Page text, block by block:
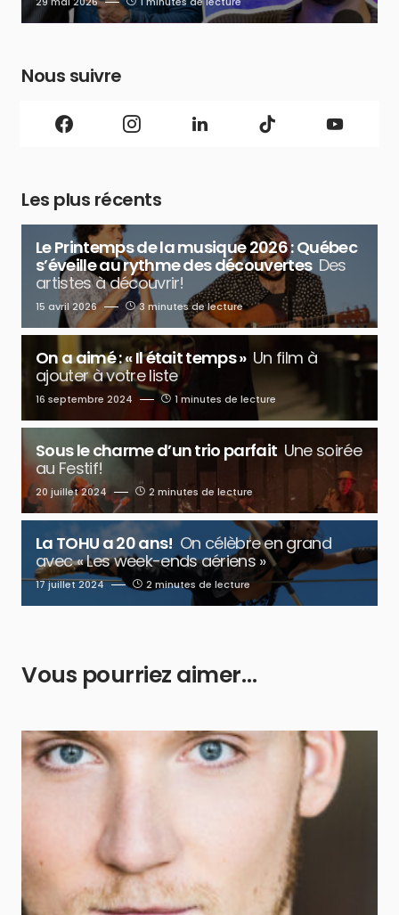
Nous suivre
Les plus récents
Le Printemps de la musique 2026 : Québec
s’éveille au rythme des découvertes Des
artistes à découvrir!
15 avril 2026 3 minutes de lecture
On a aimé : « Il était temps » Un film à
ajouter à votre liste
16 septembre 2024 1 minutes de lecture
Sous le charme d’un trio parfait Une soirée
au Festif!
20 juillet 2024 2 minutes de lecture
La TOHU a 20 ans! On célèbre en grand
avec « Les week-ends aériens »
17 juillet 2024 2 minutes de lecture
Vous pourriez aimer…